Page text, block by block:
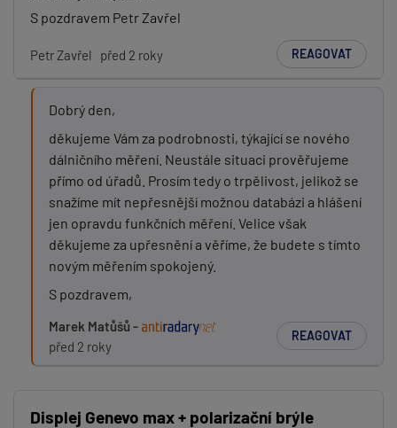
S pozdravem Petr Zavřel
Petr Zavřel před 2 roky REAGOVAT
Dobrý den,
děkujeme Vám za podrobnosti, týkající se nového
dálničního měření. Neustále situaci prověřujeme
přímo od úřadů. Prosím tedy o trpělivost, jelikož se
snažíme mít nepřesnější možnou databázi a hlášení
jen opravdu funkčních měření. Velice však
děkujeme za upřesnění a věříme, že budete s tímto
novým měřením spokojený.
S pozdravem,
Marek Matůšů -
před 2 roky
REAGOVAT
Displej Genevo max + polarizační brýle